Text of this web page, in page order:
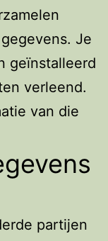
Je
geïnstalleerd
verleend.
van die
partijen